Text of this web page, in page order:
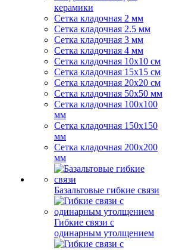
керамики
Сетка кладочная 2 мм
Сетка кладочная 2.5 мм
Сетка кладочная 3 мм
Сетка кладочная 4 мм
Сетка кладочная 10x10 см
Сетка кладочная 15x15 см
Сетка кладочная 20x20 см
Сетка кладочная 50x50 мм
Сетка кладочная 100x100
мм
Сетка кладочная 150x150
мм
Сетка кладочная 200x200
мм
Базальтовые гибкие связи
Гибкие связи с
одинарным утолщением